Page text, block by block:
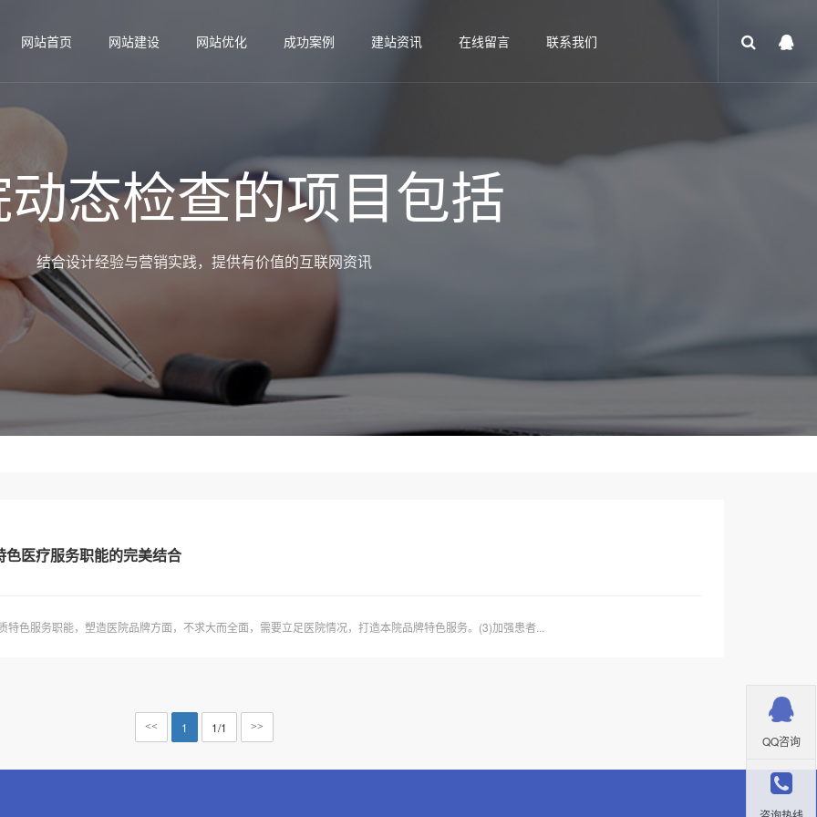
网站首页 网站建设 网站优化 成功案例 建站资讯 在线留言 联系我们
态检查的项目包括
结合设计经验与营销实践，提供有价值的互联网资讯
医疗服务职能的完美结合
色服务职能，塑造医院品牌方面，不求大而全面，需要立足医院情况，打造本院品牌特色服务。(3)加强患者...
<< 1 1/1 >>
QQ咨询